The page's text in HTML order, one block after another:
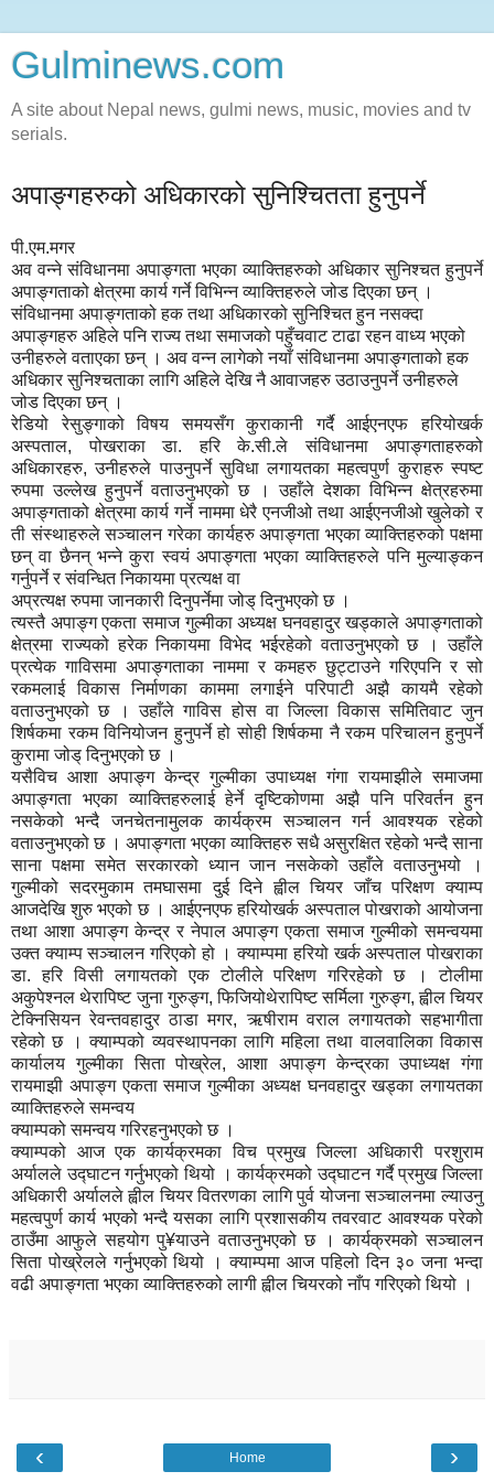
Gulminews.com
A site about Nepal news, gulmi news, music, movies and tv
serials.
अपाङ्गहरुको अधिकारको सुनिश्चितता हुनुपर्ने
पी.एम.मगर
अव वन्ने संविधानमा अपाङ्गता भएका व्याक्तिहरुको अधिकार सुनिश्चत हुनुपर्ने
अपाङ्गताको क्षेत्रमा कार्य गर्ने विभिन्न व्याक्तिहरुले जोड दिएका छन् ।
संविधानमा अपाङ्गताको हक तथा अधिकारको सुनिश्चित हुन नसक्दा
अपाङ्गहरु अहिले पनि राज्य तथा समाजको पहुँचवाट टाढा रहन वाध्य भएको
उनीहरुले वताएका छन् । अव वन्न लागेको नयाँ संविधानमा अपाङ्गताको हक
अधिकार सुनिश्चताका लागि अहिले देखि नै आवाजहरु उठाउनुपर्ने उनीहरुले
जोड दिएका छन् ।
रेडियो रेसुङ्गाको विषय समयसँग कुराकानी गर्दै आईएनएफ हरियोखर्क
अस्पताल, पोखराका डा. हरि के.सी.ले संविधानमा अपाङ्गताहरुको
अधिकारहरु, उनीहरुले पाउनुपर्ने सुविधा लगायतका महत्वपुर्ण कुराहरु स्पष्ट
रुपमा उल्लेख हुनुपर्ने वताउनुभएको छ । उहाँले देशका विभिन्न क्षेत्रहरुमा
अपाङ्गताको क्षेत्रमा कार्य गर्ने नाममा धेरै एनजीओ तथा आईएनजीओ खुलेको र
ती संस्थाहरुले सञ्चालन गरेका कार्यहरु अपाङ्गता भएका व्याक्तिहरुको पक्षमा
छन् वा छैनन् भन्ने कुरा स्वयं अपाङ्गता भएका व्याक्तिहरुले पनि मुल्याङ्कन
गर्नुपर्ने र संवन्धित निकायमा प्रत्यक्ष वा
अप्रत्यक्ष रुपमा जानकारी दिनुपर्नेमा जोड् दिनुभएको छ ।
त्यस्तै अपाङ्ग एकता समाज गुल्मीका अध्यक्ष घनवहादुर खड्काले अपाङ्गताको
क्षेत्रमा राज्यको हरेक निकायमा विभेद भईरहेको वताउनुभएको छ । उहाँले
प्रत्येक गाविसमा अपाङ्गताका नाममा र कमहरु छुट्टाउने गरिएपनि र सो
रकमलाई विकास निर्माणका काममा लगाईने परिपाटी अझै कायमै रहेको
वताउनुभएको छ । उहाँले गाविस होस वा जिल्ला विकास समितिवाट जुन
शिर्षकमा रकम विनियोजन हुनुपर्ने हो सोही शिर्षकमा नै रकम परिचालन हुनुपर्ने
कुरामा जोड् दिनुभएको छ ।
यसैविच आशा अपाङ्ग केन्द्र गुल्मीका उपाध्यक्ष गंगा रायमाझीले समाजमा
अपाङ्गता भएका व्याक्तिहरुलाई हेर्ने दृष्टिकोणमा अझै पनि परिवर्तन हुन
नसकेको भन्दै जनचेतनामुलक कार्यक्रम सञ्चालन गर्न आवश्यक रहेको
वताउनुभएको छ । अपाङ्गता भएका व्याक्तिहरु सधै असुरक्षित रहेको भन्दै साना
साना पक्षमा समेत सरकारको ध्यान जान नसकेको उहाँले वताउनुभयो ।
गुल्मीको सदरमुकाम तमघासमा दुई दिने ह्वील चियर जाँच परिक्षण क्याम्प
आजदेखि शुरु भएको छ । आईएनएफ हरियोखर्क अस्पताल पोखराको आयोजना
तथा आशा अपाङ्ग केन्द्र र नेपाल अपाङ्ग एकता समाज गुल्मीको समन्वयमा
उक्त क्याम्प सञ्चालन गरिएको हो । क्याम्पमा हरियो खर्क अस्पताल पोखराका
डा. हरि विसी लगायतको एक टोलीले परिक्षण गरिरहेको छ । टोलीमा
अकुपेश्नल थेरापिष्ट जुना गुरुङ्ग, फिजियोथेरापिष्ट सर्मिला गुरुङ्ग, ह्वील चियर
टेक्निसियन रेवन्तवहादुर ठाडा मगर, ऋषीराम वराल लगायतको सहभागीता
रहेको छ । क्याम्पको व्यवस्थापनका लागि महिला तथा वालवालिका विकास
कार्यालय गुल्मीका सिता पोख्रेल, आशा अपाङ्ग केन्द्रका उपाध्यक्ष गंगा
रायमाझी अपाङ्ग एकता समाज गुल्मीका अध्यक्ष घनवहादुर खड्का लगायतका
व्याक्तिहरुले समन्वय
क्याम्पको समन्वय गरिरहनुभएको छ ।
क्याम्पको आज एक कार्यक्रमका विच प्रमुख जिल्ला अधिकारी परशुराम
अर्यालले उद्घाटन गर्नुभएको थियो । कार्यक्रमको उद्घाटन गर्दै प्रमुख जिल्ला
अधिकारी अर्यालले ह्वील चियर वितरणका लागि पुर्व योजना सञ्चालनमा ल्याउनु
महत्वपुर्ण कार्य भएको भन्दै यसका लागि प्रशासकीय तवरवाट आवश्यक परेको
ठाउँमा आफुले सहयोग पु¥याउने वताउनुभएको छ । कार्यक्रमको सञ्चालन
सिता पोख्रेलले गर्नुभएको थियो । क्याम्पमा आज पहिलो दिन ३० जना भन्दा
वढी अपाङ्गता भएका व्याक्तिहरुको लागी ह्वील चियरको नाँप गरिएको थियो ।
‹ ›
Home